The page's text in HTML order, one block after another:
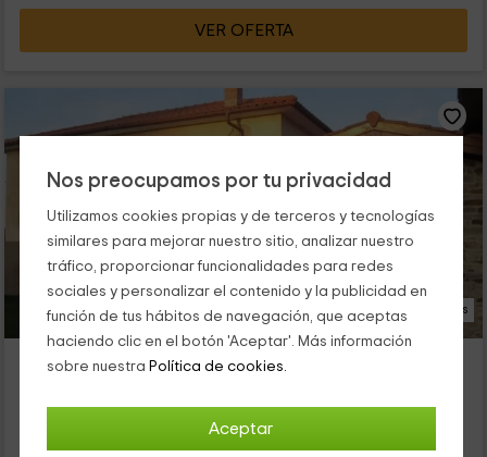
Nos preocupamos por tu privacidad
Utilizamos cookies propias y de terceros y tecnologías
similares para mejorar nuestro sitio, analizar nuestro
tráfico, proporcionar funcionalidades para redes
sociales y personalizar el contenido y la publicidad en
función de tus hábitos de navegación, que aceptas
haciendo clic en el botón 'Aceptar'. Más información
sobre nuestra Política de cookies.
Aceptar
VER OFERTA
17 Fotos
Casona de Llanorrozo- Mar de Mares
Cudillero, Asturias
Reservado 1 veces